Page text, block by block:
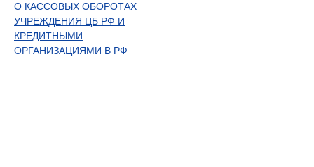
О КАССОВЫХ ОБОРОТАХ
УЧРЕЖДЕНИЯ ЦБ РФ И
КРЕДИТНЫМИ
ОРГАНИЗАЦИЯМИ В РФ